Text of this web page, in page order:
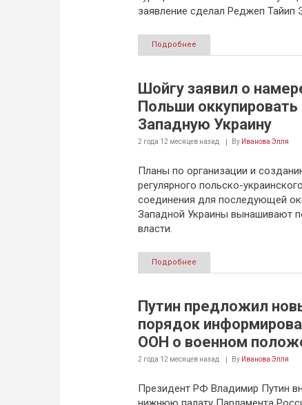
заявление сделал Реджеп Тайип
Подробнее
Шойгу заявил о
Польши оккупировать
Западную Украину
2 года 12 месяцевназад By Иванова Элля
Планы по организации и
регулярного польско-украинского
соединения для последующей
Западной Украины вынашивают
власти.
Подробнее
Путин предложил
порядок
ООН о военном
2 года 12 месяцевназад By Иванова Элля
Президент РФ Владимир Путин